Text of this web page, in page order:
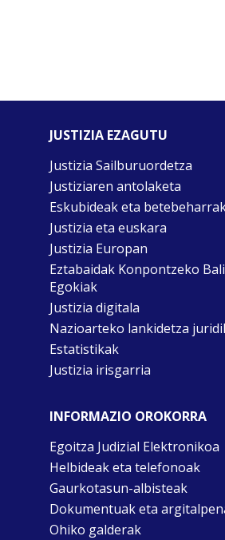
JUSTIZIA EZAGUTU
Justizia Sailburuordetza
Justiziaren antolaketa
Eskubideak eta
Justizia eta euskara
Justizia Europan
Eztabaidak Konpontzeko
Egokiak
Justizia digitala
Nazioarteko lankidetza
Estatistikak
Justizia irisgarria
INFORMAZIO OROKORRA
Egoitza Judizial Elektronikoa
Helbideak eta telefonoak
Gaurkotasun-albisteak
Dokumentuak eta
Ohiko galderak